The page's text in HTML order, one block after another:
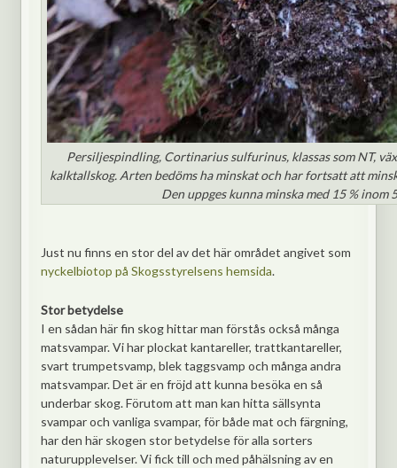
Persiljespindling, Cortinarius sulfurinus, klassas som NT,
kalktallskog. Arten bedöms ha minskat och har fortsatt att
Den uppges kunna minska med 15 % inom
Just nu finns en stor del av det här området angivet som
nyckelbiotop på Skogsstyrelsens hemsida.
Stor betydelse
I en sådan här fin skog hittar man förstås också många
matsvampar. Vi har plockat kantareller, trattkantareller,
svart trumpetsvamp, blek taggsvamp och många andra
matsvampar. Det är en fröjd att kunna besöka en så
underbar skog. Förutom att man kan hitta sällsynta
svampar och vanliga svampar, för både mat och färgning,
har den här skogen stor betydelse för alla sorters
naturupplevelser. Vi fick till och med påhälsning av en